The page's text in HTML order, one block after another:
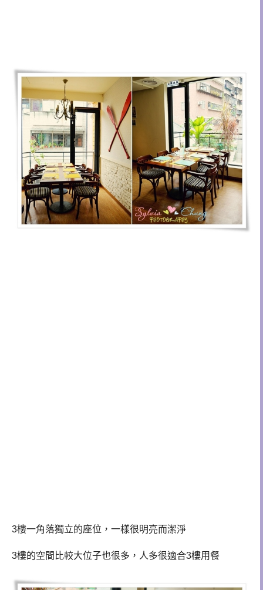
3樓一角落獨立的座位，一樣很明亮而潔淨
3樓的空間比較大位子也很多，人多很適合3樓用餐